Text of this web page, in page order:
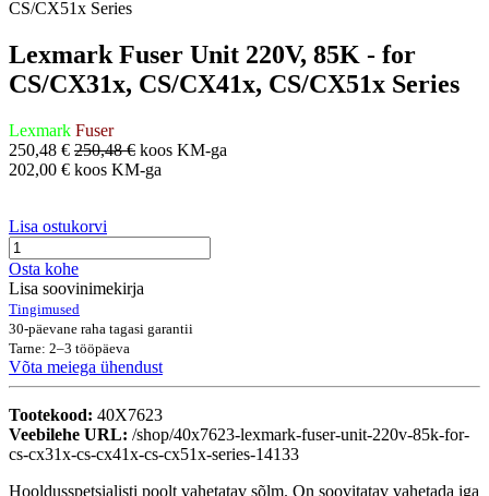
Lexmark Fuser Unit 220V, 85K - for
CS/CX31x, CS/CX41x, CS/CX51x Series
Lexmark Fuser
250,48 € 250,48€ koos KM-ga
202,00 € koos KM-ga
Lisa ostukorvi
Osta kohe
Lisa soovinimekirja
Tingimused
30-päevane raha tagasi garantii
Tarne: 2–3 tööpäeva
Võta meiega ühendust
Tootekood: 40X7623
Veebilehe URL: /shop/40x7623-lexmark-fuser-unit-220v-85k-for-
cs-cx31x-cs-cx41x-cs-cx51x-series-14133
Hooldusspetsialisti poolt vahetatav sõlm. On soovitatav vahetada iga